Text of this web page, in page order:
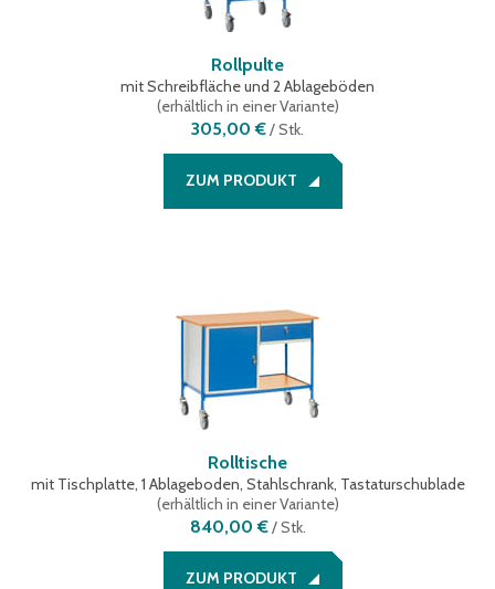
Rollpulte
mit Schreibfläche und 2 Ablageböden
(erhältlich in einer Variante)
305,00 €/Stk.
ZUM PRODUKT
Rolltische
mit Tischplatte, 1 Ablageboden, Stahlschrank, Tastaturschublade
(erhältlich in einer Variante)
840,00 €/Stk.
ZUM PRODUKT